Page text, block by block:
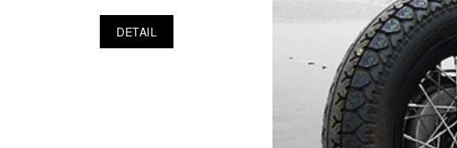
DETAIL